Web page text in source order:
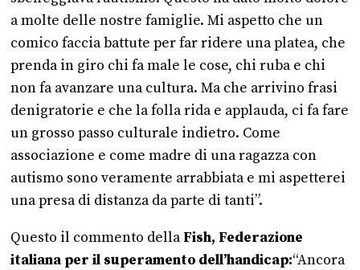
a molte delle nostre famiglie. Mi aspetto che un
comico faccia battute per far ridere una platea, che
prenda in giro chi fa male le cose, chi ruba e chi
non fa avanzare una cultura. Ma che arrivino frasi
denigratorie e che la folla rida e applauda, ci fa fare
un grosso passo culturale indietro. Come
associazione e come madre di una ragazza con
autismo sono veramente arrabbiata e mi aspetterei
una presa di distanza da parte di tanti”.
Questo il commento dellaFish, Federazione
italiana per il superamento dell’handicap:“Ancora